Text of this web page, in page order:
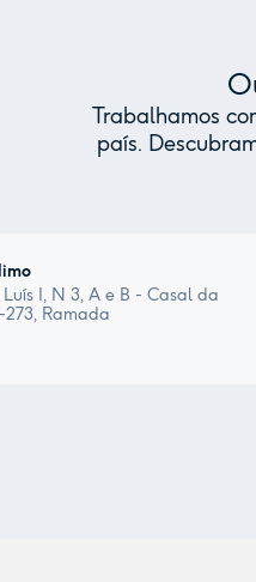
Trabalhamos
país.
I, N 3, A e B - Casal da
Ramada